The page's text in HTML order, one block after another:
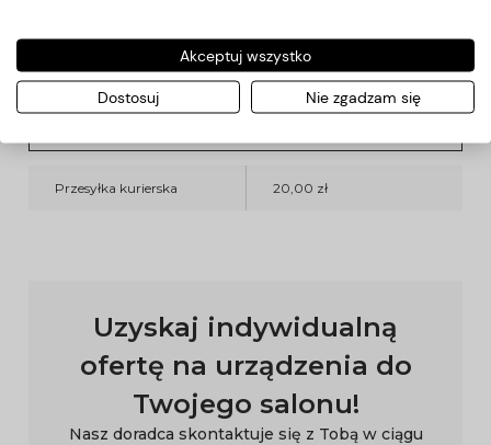
Koszty dostawy
Kraj wysyłki:
Przesyłka kurierska 20,00 zł
Uzyskaj indywidualną
ofertę na urządzenia do
Twojego salonu!
Nasz doradca skontaktuje się z Tobą w ciągu
Akceptuj wszystko
Dostosuj Nie zgadzam się